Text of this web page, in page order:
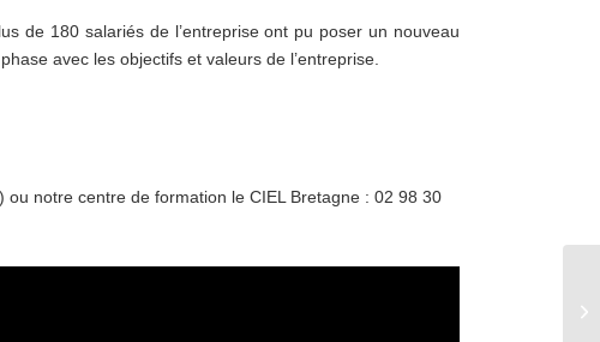
de 180 salariés de l’entreprise ont pu poser un nouveau
avec les objectifs et valeurs de l’entreprise.
) ou notre centre de formation le CIEL Bretagne : 02 98 30